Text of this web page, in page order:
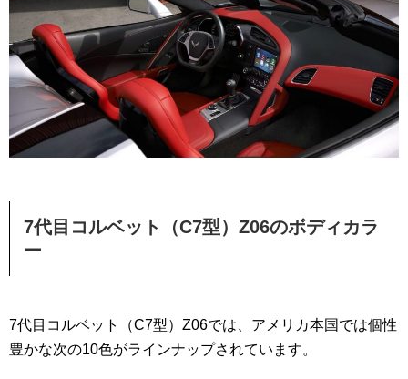
7代目コルベット（C7型）Z06のボディカラ
ー
7代目コルベット（C7型）Z06では、アメリカ本国では個性
豊かな次の10色がラインナップされています。